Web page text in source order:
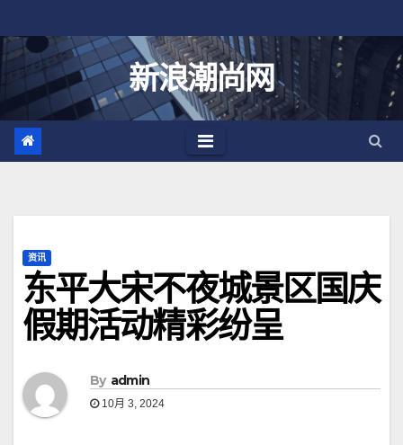
至
新浪潮尚网
资讯
东平大宋不夜城景区国庆
假期活动精彩纷呈
By admin
10月 3, 2024